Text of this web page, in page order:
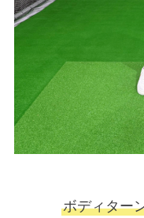
ボディター